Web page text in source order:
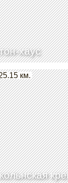
хаус
км.